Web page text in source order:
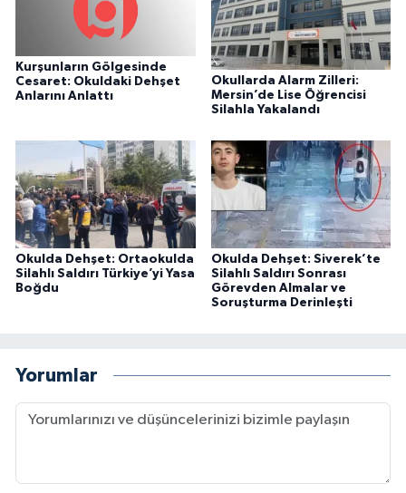
Kurşunların Gölgesinde
Cesaret: Okuldaki Dehşet
Anlarını Anlattı
Okullarda Alarm Zilleri:
Mersin’de Lise Öğrencisi
Silahla Yakalandı
Okulda Dehşet: Ortaokulda
Silahlı Saldırı Türkiye’yi Yasa
Boğdu
Okulda Dehşet: Siverek’te
Silahlı Saldırı Sonrası
Görevden Almalar ve
Soruşturma Derinleşti
Yorumlar